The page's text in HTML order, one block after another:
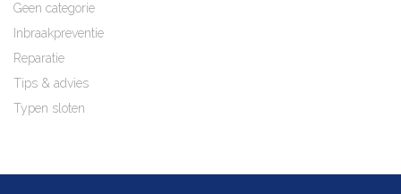
Geen categorie
Inbraakpreventie
Reparatie
Tips & advies
Typen sloten